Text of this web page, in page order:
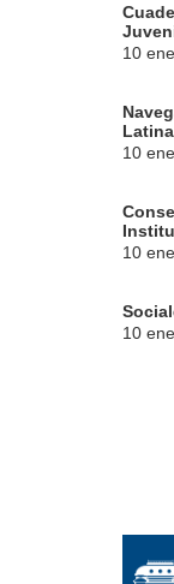
10
10
10
10